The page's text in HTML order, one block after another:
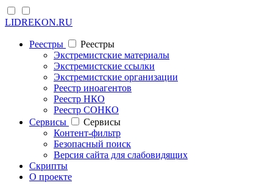
LIDREKON.RU
Реестры
Реестры
Экстремистские материалы
Экстремистские ссылки
Экстремистские организации
Реестр иноагентов
Реестр НКО
Реестр СОНКО
Cервисы
Cервисы
Контент-фильтр
Безопасный поиск
Версия сайта для слабовидящих
Скрипты
О проекте